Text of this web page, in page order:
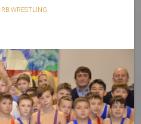
RB.WRESTLING